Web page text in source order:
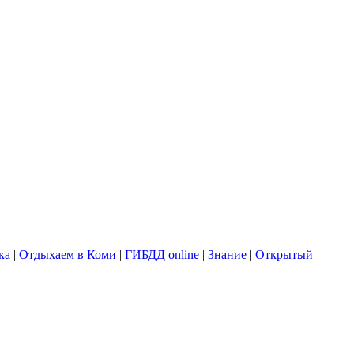
| Отдыхаем в Коми | ГИБДД online | Знание | Открытый